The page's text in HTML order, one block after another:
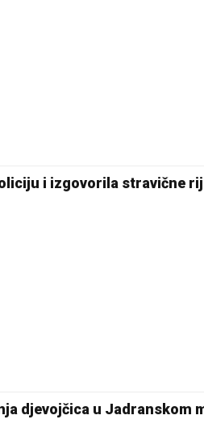
i izgovorila stravične
djevojčica u Jadranskom